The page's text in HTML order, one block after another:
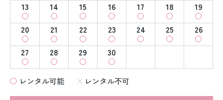
13
14 15 16 17 18
19
20
21 22 23 24 25
26
27
28 29 30
レンタル可能 レンタル不可